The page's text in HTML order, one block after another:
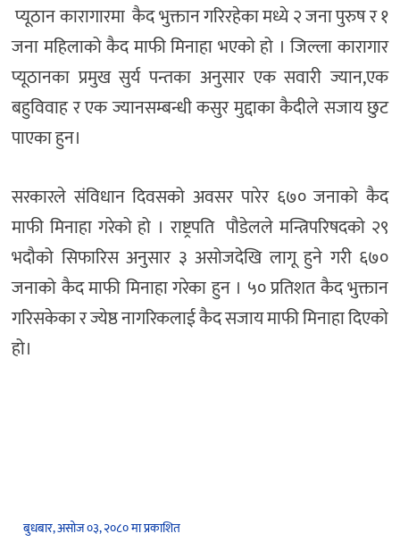
प्यूठान कारागारमा कैद भुक्तान गरिरहेका मध्ये २ जना पुरुष र १
जना महिलाको कैद माफी मिनाहा भएको हो । जिल्ला कारागार
प्यूठानका प्रमुख सुर्य पन्तका अनुसार एक सवारी ज्यान,एक
बहुविवाह र एक ज्यानसम्बन्धी कसुर मुद्दाका कैदीले सजाय छुट
पाएका हुन।
सरकारले संविधान दिवसको अवसर पारेर ६७० जनाको कैद
माफी मिनाहा गरेको हो । राष्ट्रपति पौडेलले मन्त्रिपरिषदको २९
भदौको सिफारिस अनुसार ३ असोजदेखि लागू हुने गरी ६७०
जनाको कैद माफी मिनाहा गरेका हुन । ५० प्रतिशत कैद भुक्तान
गरिसकेका र ज्येष्ठ नागरिकलाई कैद सजाय माफी मिनाहा दिएको
हो।
बुधबार, असोज ०३, २०८० मा प्रकाशित